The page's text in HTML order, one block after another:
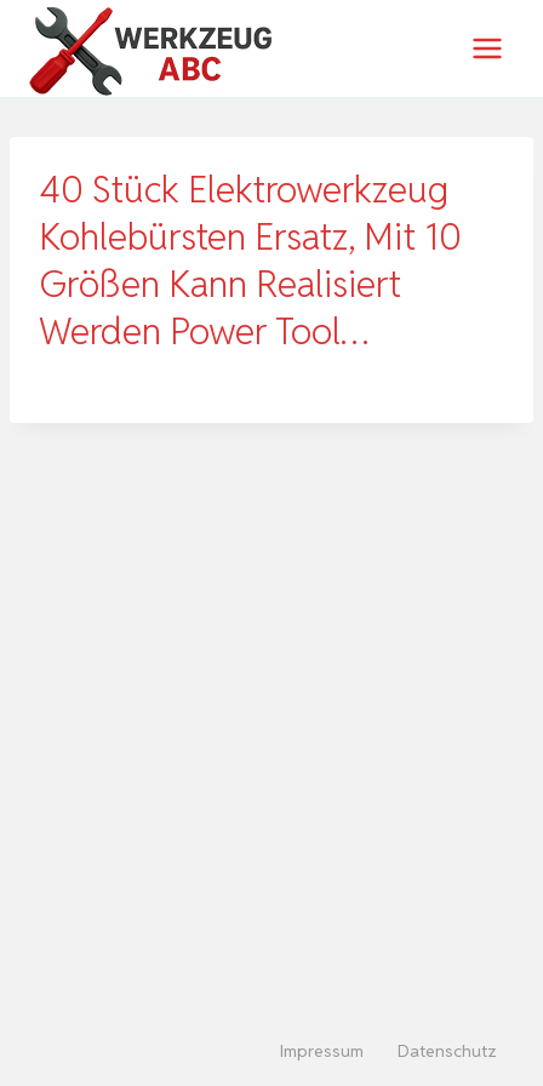
Zum
Inhalt
springen
40 Stück Elektrowerkzeug
Kohlebürsten Ersatz, Mit 10
Größen Kann Realisiert
Werden Power Tool…
Impressum Datenschutz